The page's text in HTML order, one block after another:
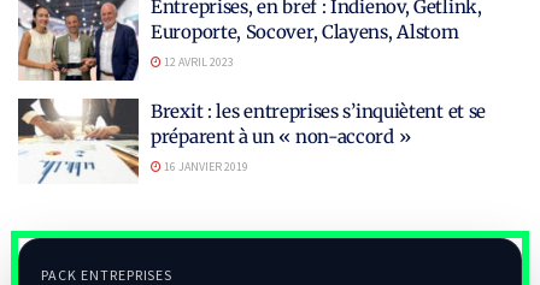
Entreprises, en bref : Indienov, Getlink,
Europorte, Socover, Clayens, Alstom
12 AVRIL 2023
Brexit : les entreprises s’inquiètent et se
préparent à un « non-accord »
16 JANVIER 2019
PACK ENTREPRISES